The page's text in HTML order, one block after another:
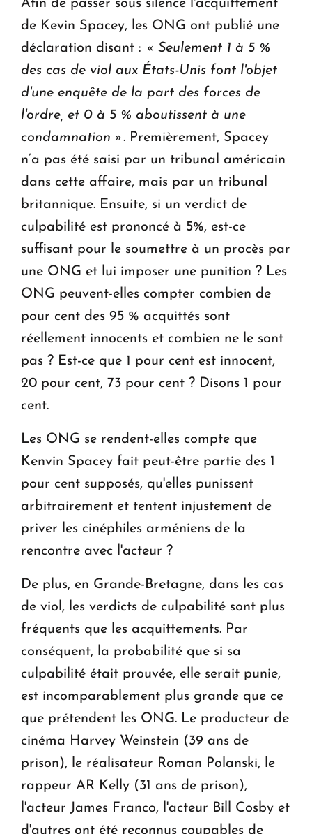
Afin de passer sous silence l'acquittement
de Kevin Spacey, les ONG ont publié une
déclaration disant : « Seulement 1 à 5 %
des cas de viol aux États-Unis font l'objet
d'une enquête de la part des forces de
l'ordre, et 0 à 5 % aboutissent à une
condamnation ». Premièrement, Spacey
n’a pas été saisi par un tribunal américain
dans cette affaire, mais par un tribunal
britannique. Ensuite, si un verdict de
culpabilité est prononcé à 5%, est-ce
suffisant pour le soumettre à un procès par
une ONG et lui imposer une punition ? Les
ONG peuvent-elles compter combien de
pour cent des 95 % acquittés sont
réellement innocents et combien ne le sont
pas ? Est-ce que 1 pour cent est innocent,
20 pour cent, 73 pour cent ? Disons 1 pour
cent.
Les ONG se rendent-elles compte que
Kenvin Spacey fait peut-être partie des 1
pour cent supposés, qu'elles punissent
arbitrairement et tentent injustement de
priver les cinéphiles arméniens de la
rencontre avec l'acteur ?
De plus, en Grande-Bretagne, dans les cas
de viol, les verdicts de culpabilité sont plus
fréquents que les acquittements. Par
conséquent, la probabilité que si sa
culpabilité était prouvée, elle serait punie,
est incomparablement plus grande que ce
que prétendent les ONG. Le producteur de
cinéma Harvey Weinstein (39 ans de
prison), le réalisateur Roman Polanski, le
rappeur AR Kelly (31 ans de prison),
l'acteur James Franco, l'acteur Bill Cosby et
d'autres ont été reconnus coupables de